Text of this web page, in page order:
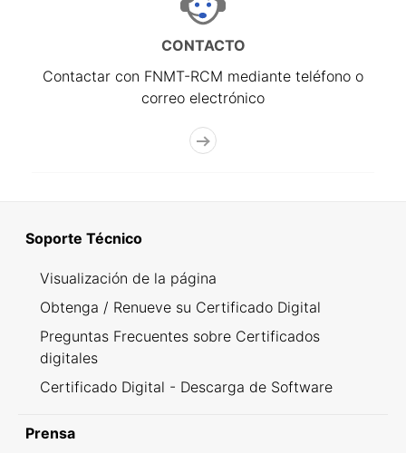
CONTACTO
Contactar con FNMT-RCM mediante teléfono o
correo electrónico
Soporte Técnico
Visualización de la página
Obtenga / Renueve su Certificado Digital
Preguntas Frecuentes sobre Certificados
digitales
Certificado Digital - Descarga de Software
Prensa